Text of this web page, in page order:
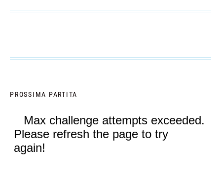
PROSSIMA PARTITA